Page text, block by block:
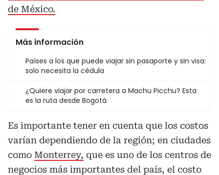
de México.
Más información
Países a los que puede viajar sin pasaporte y sin visa:
solo necesita la cédula
¿Quiere viajar por carretera a Machu Picchu? Esta
es la ruta desde Bogotá
Es importante tener en cuenta que los costos
varían dependiendo de la región; en ciudades
como Monterrey, que es uno de los centros de
negocios más importantes del país, el costo